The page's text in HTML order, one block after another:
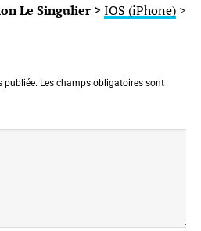
Le Singulier > IOS (iPhone)>
publiée. Les champs obligatoires sont